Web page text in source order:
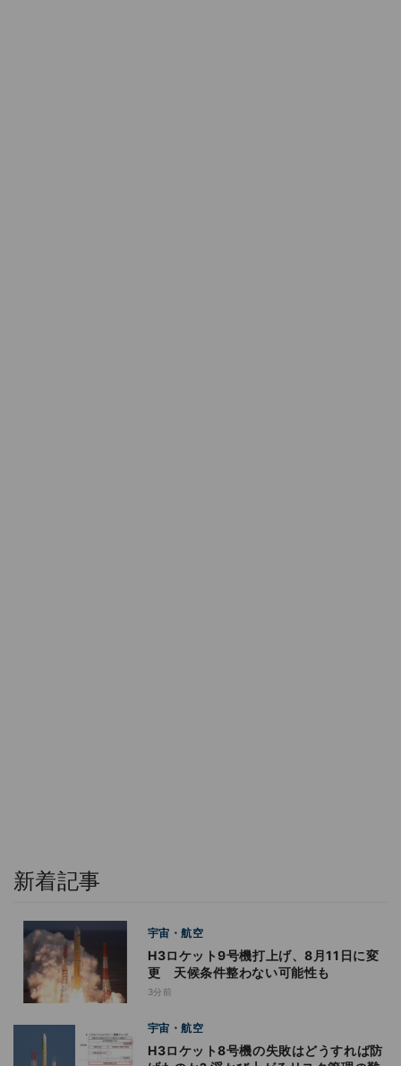
新着記事
宇宙・航空
H3ロケット9号機打上げ、8月11日に変
更 天候条件整わない可能性も
3分前
宇宙・航空
H3ロケット8号機の失敗はどうすれば防